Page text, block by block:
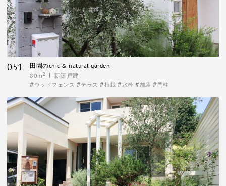
051
田園のchic & natural garden
80m 2 新築戸建
ウッドフェンス テラス 植栽 水栓 舗装 門柱